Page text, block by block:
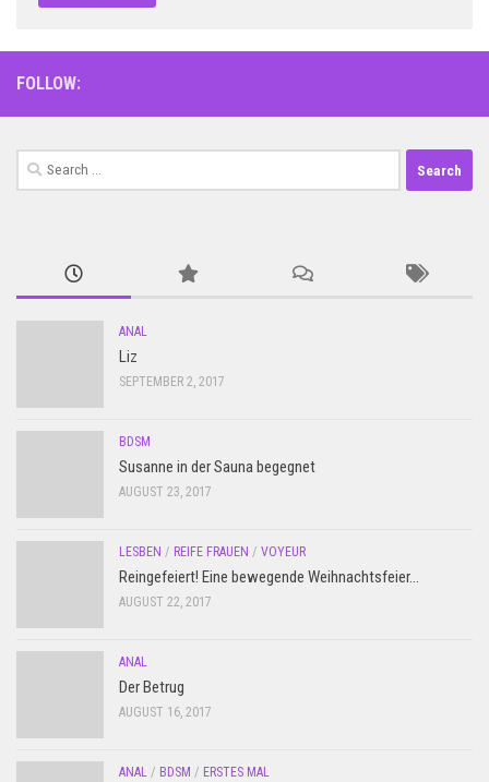
FOLLOW:
Search
for:
ANAL
Liz
SEPTEMBER 2, 2017
BDSM
Susanne in der Sauna begegnet
AUGUST 23, 2017
LESBEN / REIFE FRAUEN / VOYEUR
Reingefeiert! Eine bewegende Weihnachtsfeier…
AUGUST 22, 2017
ANAL
Der Betrug
AUGUST 16, 2017
ANAL / BDSM / ERSTES MAL